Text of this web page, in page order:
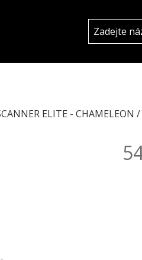
ELITE - CHAMELEON